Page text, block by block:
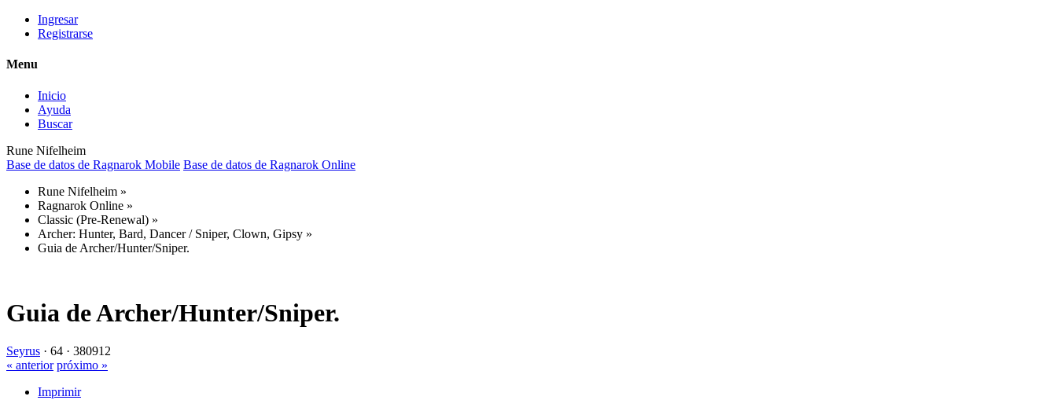
Ingresar
Registrarse
Menu
Inicio
Ayuda
Buscar
Rune Nifelheim
Base de datos de Ragnarok Mobile Base de datos de Ragnarok Online
Rune Nifelheim »
Ragnarok Online »
Classic (Pre-Renewal) »
Archer: Hunter, Bard, Dancer / Sniper, Clown, Gipsy »
Guia de Archer/Hunter/Sniper.
Guia de Archer/Hunter/Sniper.
Seyrus · 64 · 380912
« anterior próximo »
Imprimir